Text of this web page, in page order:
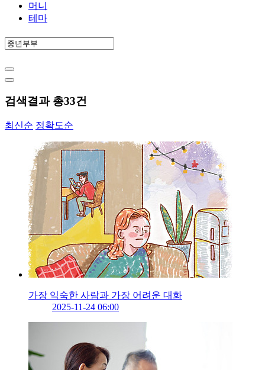
머니
테마
검색결과 총33건
최신순 정확도순
가장 익숙한 사람과 가장 어려운 대화
2025-11-24 06:00